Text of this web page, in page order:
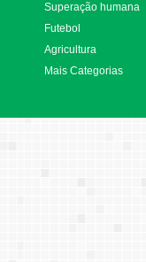
Superação humana
Futebol
Agricultura
Mais Categorias